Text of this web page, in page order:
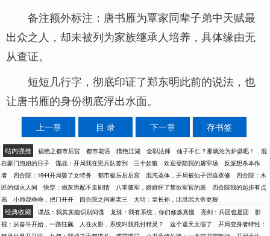
备注额外标注：唐书雁为覃家同辈子弟中天赋最
出众之人，却未被列为家族继承人培养，具体缘由无
从查证。
短短几行字，彻底印证了郑东明此前的说法，也
让唐书雁的身份彻底浮出水面。
上一章 目 录 下一章 存书签
站内强推 福艳之都市后宫 都市花语 猎艳江湖 全职法师 仙子不仁？那就沦为炉鼎吧！
混
在豪门泡妞的日子
谍战：开局我在宪兵队签到 三十如狼 欢迎登陆我的屠宰场
反派想杀本作
者
四合院：1944开局娶了女特务 都市极乐后后宫 混沌圣体，开局被仙子强迫双修
四合院：木
匠的烟火人间
快穿：炮灰男配不走剧情 八零随军，娇娇怀了禁欲军官的崽
四合院我的起步有点
高
小师叔乖乖，把门开开 四合院之闫家老三 大明：皇长孙，比洪武大帝更狠
经典收藏 谍战：我其实能识别间谍 龙珠：我有系统，你们修炼真慢 亮剑：兵团也是团
影
视：从奋斗开始，一路狂飙
人在火影，系统叫我托付精灵？ 这个遮天太假了
开局变身者特性：